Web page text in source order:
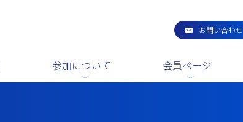
お問い合わせ
参加について 会員ページ